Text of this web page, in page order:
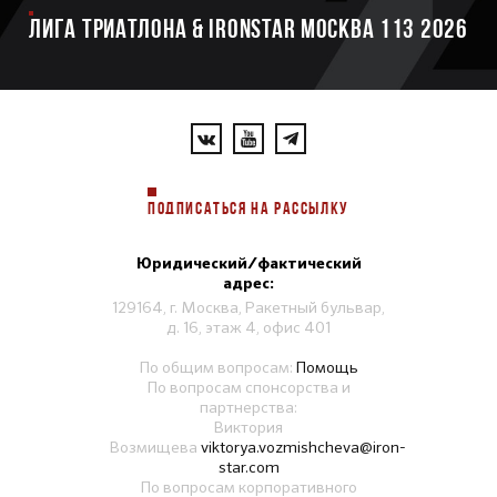
ЛИГА ТРИАТЛОНА & IRONSTAR МОСКВА 113 2026
ПОДПИСАТЬСЯ НА РАССЫЛКУ
Юридический/фактический
адрес:
129164, г. Москва, Ракетный бульвар,
д. 16, этаж 4, офис 401
По общим вопросам: Помощь
По вопросам спонсорства и
партнерства:
Виктория
Возмищева viktorya.vozmishcheva@iron-
star.com
По вопросам корпоративного